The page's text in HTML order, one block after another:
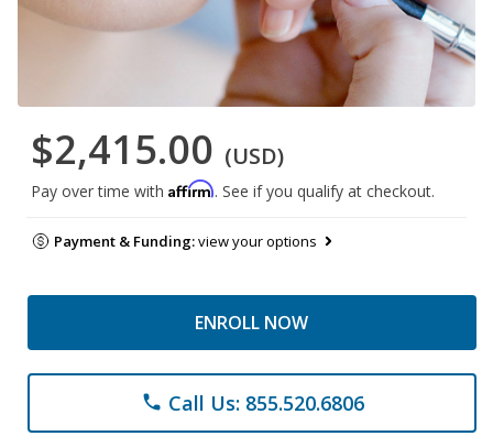
$2,415.00 (USD)
Pay over time with Affirm. See if you qualify at checkout.
Payment & Funding:view your options
ENROLL NOW
phone Call Us: 855.520.6806